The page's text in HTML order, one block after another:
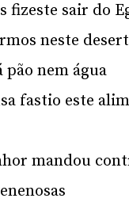
fizeste sair do
neste
pão nem água
fastio este
mandou